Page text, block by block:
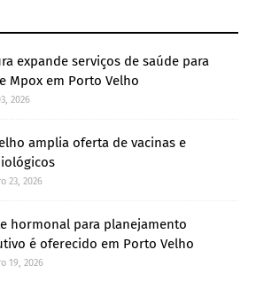
expande serviços de saúde para
Mpox em Porto Velho
2026
amplia oferta de vacinas e
23, 2026
hormonal para planejamento
é oferecido em Porto Velho
19, 2026